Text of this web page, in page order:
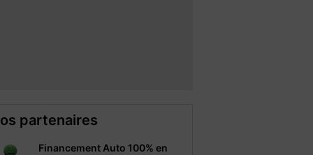
partenaires
Financement Auto 100% en